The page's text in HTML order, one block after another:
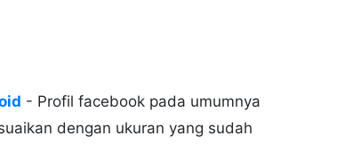
- Profil facebook pada umumnya
dengan ukuran yang sudah